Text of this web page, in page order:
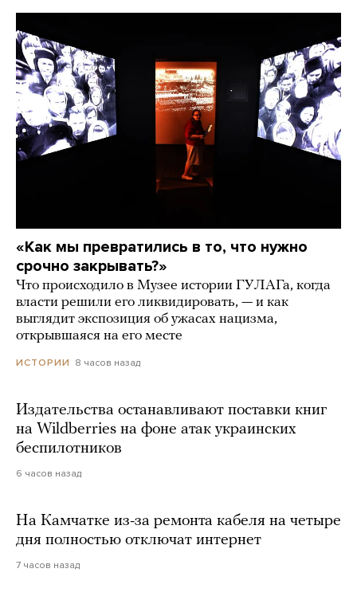
«Как мы превратились в то, что нужно
срочно закрывать?»
Что происходило в Музее истории ГУЛАГа, когда
власти решили его ликвидировать, — и как
выглядит экспозиция об ужасах нацизма,
открывшаяся на его месте
ИСТОРИИ 8 часов назад
Издательства останавливают поставки книг
на Wildberries на фоне атак украинских
беспилотников
6 часов назад
На Камчатке из-за ремонта кабеля на четыре
дня полностью отключат интернет
7 часов назад